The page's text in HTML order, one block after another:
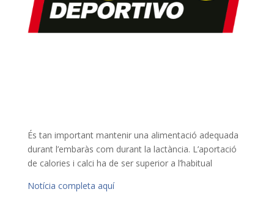
És tan important mantenir una alimentació adequada
durant l’embaràs com durant la lactància. L’aportació
de calories i calci ha de ser superior a l’habitual
Notícia completa aquí